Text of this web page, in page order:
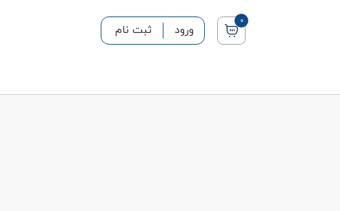
0
ورود ثبت نام